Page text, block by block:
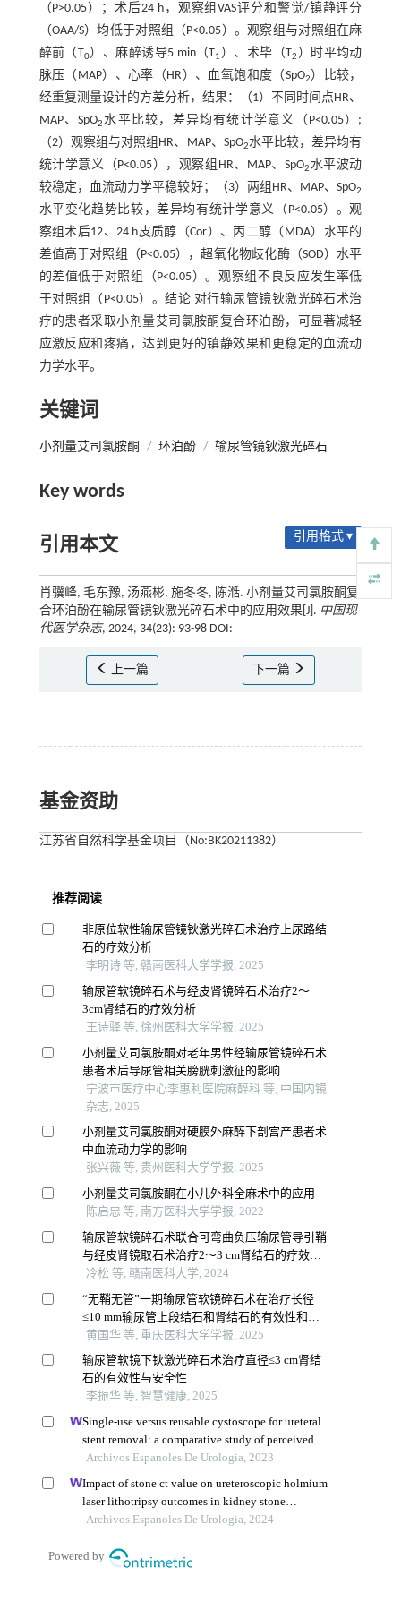
（P>0.05）；术后24 h，观察组VAS评分和警觉/镇静评分
（OAA/S）均低于对照组（P<0.05）。观察组与对照组在麻
醉前（T0）、麻醉诱导5 min（T1 ）、术毕（T2 ）时平均动
脉压（MAP）、心率（HR）、血氧饱和度（SpO2 ）比较，
经重复测量设计的方差分析，结果：（1）不同时间点HR、
MAP、SpO2水平比较，差异均有统计学意义（P<0.05）;
（2）观察组与对照组HR、MAP、SpO2水平比较，差异均有
统计学意义（P<0.05），观察组HR、MAP、SpO2水平波动
较稳定，血流动力学平稳较好；（3）两组HR、MAP、SpO2
水平变化趋势比较，差异均有统计学意义（P<0.05）。观
察组术后12、24 h皮质醇（Cor）、丙二醇（MDA）水平的
差值高于对照组（P<0.05），超氧化物歧化酶（SOD）水平
的差值低于对照组（P<0.05）。观察组不良反应发生率低
于对照组（P<0.05）。结论 对行输尿管镜钬激光碎石术治
疗的患者采取小剂量艾司氯胺酮复合环泊酚，可显著减轻
应激反应和疼痛，达到更好的镇静效果和更稳定的血流动
力学水平。
关键词
小剂量艾司氯胺酮 / 环泊酚 / 输尿管镜钬激光碎石
Key words
引用本文 引用格式 ▾
肖骥峰, 毛东豫, 汤燕彬, 施冬冬, 陈湉. 小剂量艾司氯胺酮复
合环泊酚在输尿管镜钬激光碎石术中的应用效果[J]. 中国现
代医学杂志, 2024, 34(23): 93-98 DOI:
上一篇 下一篇
基金资助
江苏省自然科学基金项目（No:BK20211382）